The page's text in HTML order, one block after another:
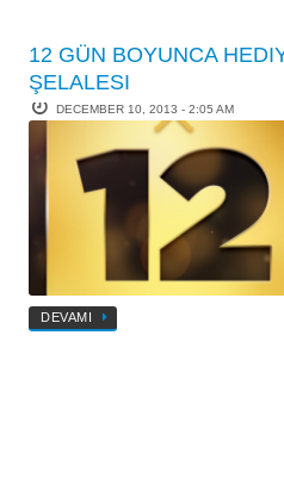
12 GÜN BOYUNCA
ŞELALESI
DECEMBER 10, 2013 - 2:05 AM
DEVAMI